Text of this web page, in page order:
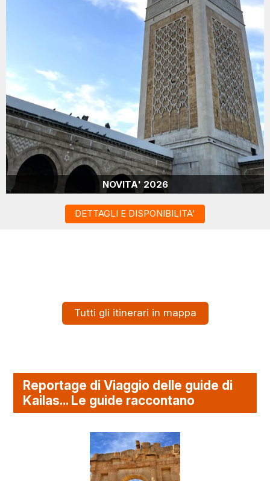
NOVITA' 2026
DETTAGLI E DISPONIBILITA'
Tutti gli itinerari in mappa
Reportage di Viaggio delle guide di
Kailas... Le guide raccontano